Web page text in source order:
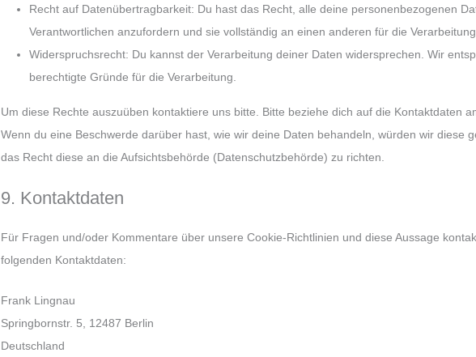
Recht auf Datenübertragbarkeit: Du hast das Recht, alle deine personenbezogenen
Verantwortlichen anzufordern und sie vollständig an einen anderen für die
Widerspruchsrecht: Du kannst der Verarbeitung deiner Daten widersprechen. Wir
berechtigte Gründe für die Verarbeitung.
Um diese Rechte auszuüben kontaktiere uns bitte. Bitte beziehe dich auf die Kontaktdaten
Wenn du eine Beschwerde darüber hast, wie wir deine Daten behandeln, würden wir diese
das Recht diese an die Aufsichtsbehörde (Datenschutzbehörde) zu richten.
9. Kontaktdaten
Für Fragen und/oder Kommentare über unsere Cookie-Richtlinien und diese Aussage
folgenden Kontaktdaten:
Frank Lingnau
Springbornstr. 5, 12487 Berlin
Deutschland